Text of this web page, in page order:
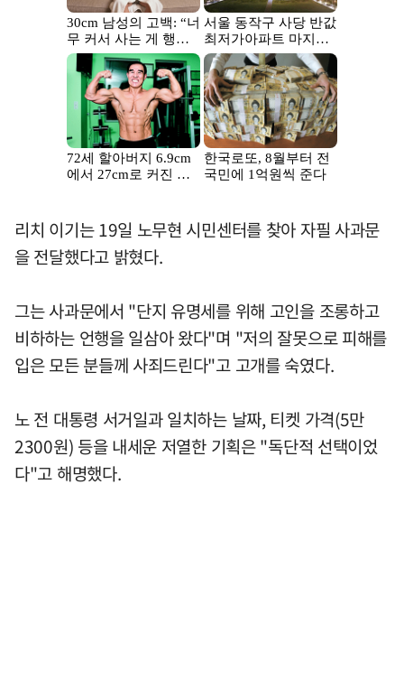
리치 이기는 19일 노무현 시민센터를 찾아 자필 사과문
을 전달했다고 밝혔다.
그는 사과문에서 "단지 유명세를 위해 고인을 조롱하고
비하하는 언행을 일삼아 왔다"며 "저의 잘못으로 피해를
입은 모든 분들께 사죄드린다"고 고개를 숙였다.
노 전 대통령 서거일과 일치하는 날짜, 티켓 가격(5만
2300원) 등을 내세운 저열한 기획은 "독단적 선택이었
다"고 해명했다.